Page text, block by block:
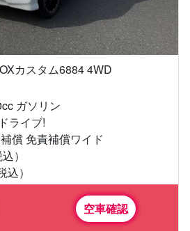
カスタム6884 4WD
ガソリン
ライブ!
償 免責補償ワイド
）
）
空車確認